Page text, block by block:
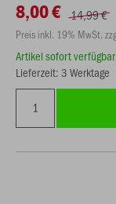
8,00 € 14,99 €
Preis inkl. 19% MwSt.
Artikel sofort verfügbar
Lieferzeit: 3 Werktage